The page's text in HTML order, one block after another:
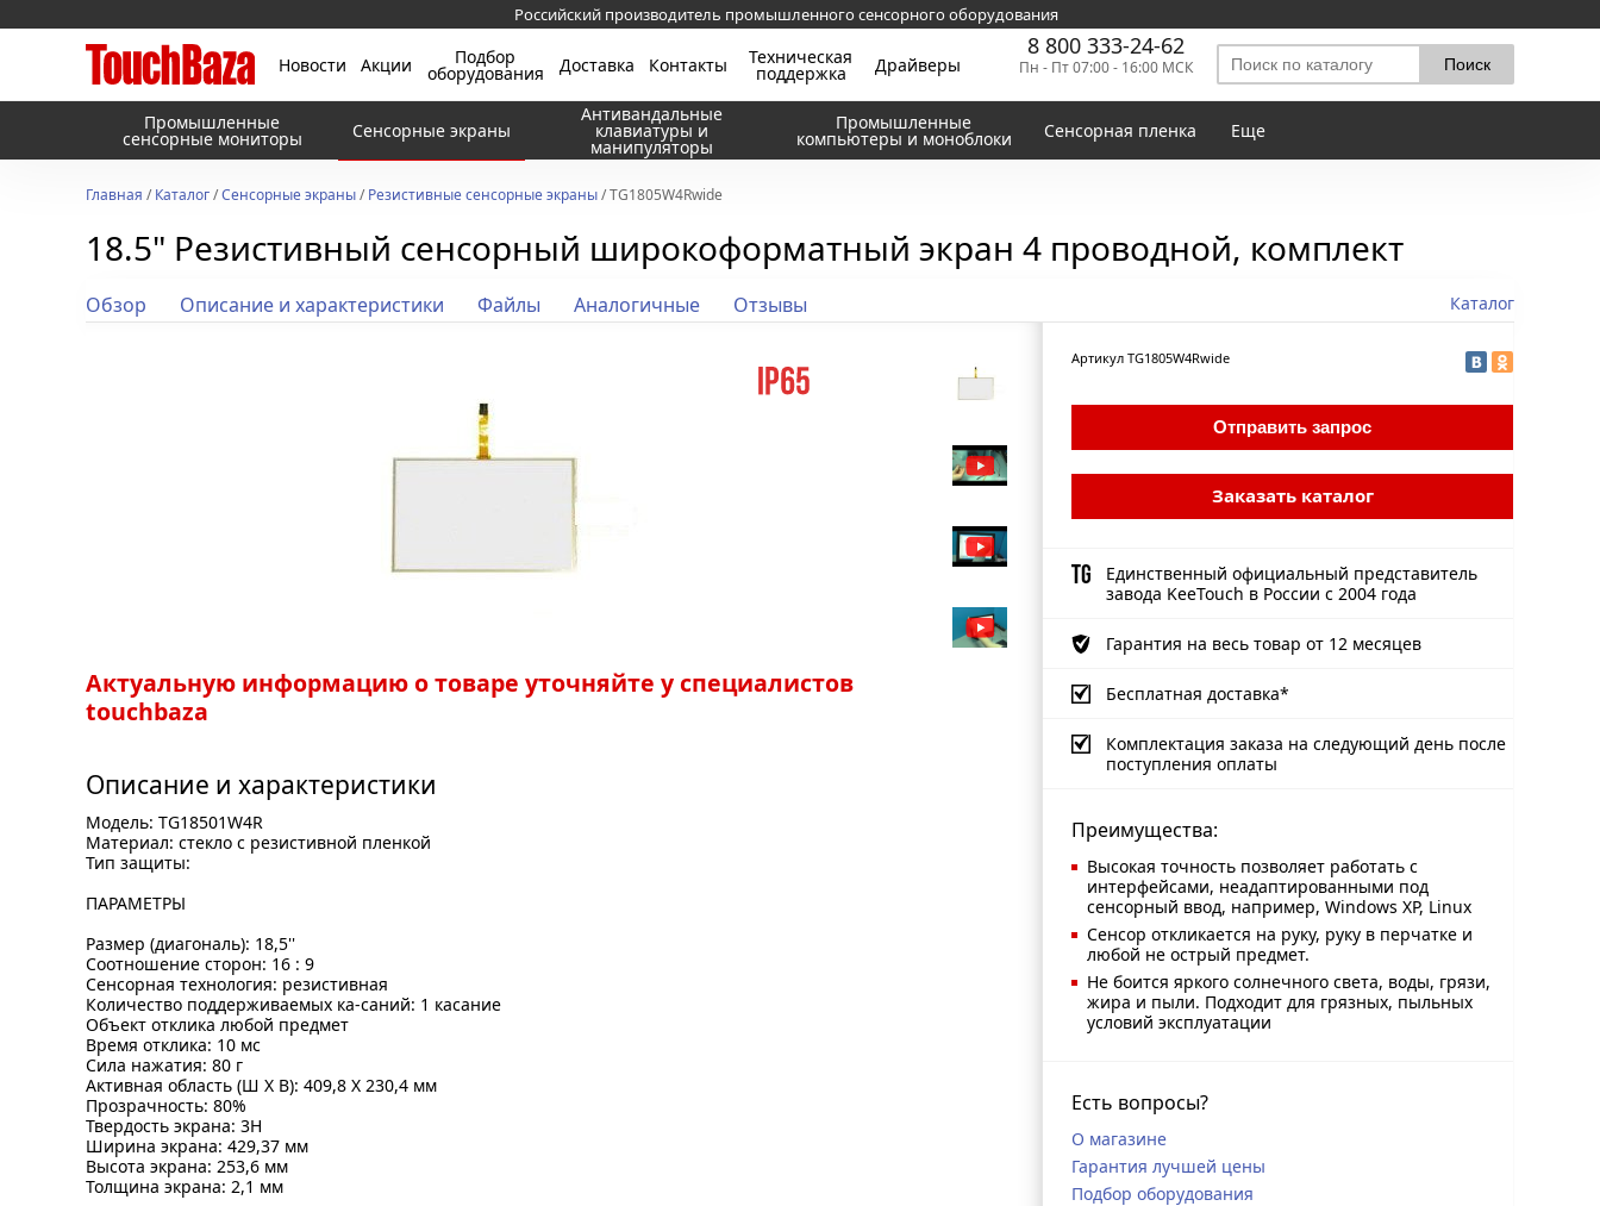
Российский производитель промышленного сенсорного оборудования
Новости Акции Подбор
оборудования Доставка Контакты Техническая
поддержка Драйверы
8 800 333-24-62
Пн - Пт 07:00 - 16:00 МСК
Промышленные
сенсорные мониторы Сенсорные экраны
Антивандальные
клавиатуры и
манипуляторы
Промышленные
компьютеры и моноблоки Сенсорная пленка Еще
Главная /Каталог/Сенсорные экраны/Резистивные сенсорные экраны/ TG1805W4Rwide
18.5" Резистивный сенсорный широкоформатный экран 4 проводной, комплект
Обзор Описание и характеристики Файлы Аналогичные Отзывы Каталог
Актуальную информацию о товаре уточняйте у специалистов
touchbaza
Описание и характеристики
Модель: TG18501W4R
Материал: стекло с резистивной пленкой
Тип защиты:
ПАРАМЕТРЫ
Размер (диагональ): 18,5''
Соотношение сторон: 16 : 9
Сенсорная технология: резистивная
Количество поддерживаемых ка-саний: 1 касание
Объект отклика любой предмет
Время отклика: 10 мс
Сила нажатия: 80 г
Активная область (Ш X В): 409,8 X 230,4 мм
Прозрачность: 80%
Твердость экрана: 3H
Ширина экрана: 429,37 мм
Высота экрана: 253,6 мм
Толщина экрана: 2,1 мм
Артикул TG1805W4Rwide
Отправить запрос
Заказать каталог
Единственный официальный представитель
завода KeeTouch в России с 2004 года
Гарантия на весь товар от 12 месяцев
Бесплатная доставка*
Комплектация заказа на следующий день после
поступления оплаты
Преимущества:
Высокая точность позволяет работать с
интерфейсами, неадаптированными под
сенсорный ввод, например, Windows XP, Linux
Сенсор откликается на руку, руку в перчатке и
любой не острый предмет.
Не боится яркого солнечного света, воды, грязи,
жира и пыли. Подходит для грязных, пыльных
условий эксплуатации
Есть вопросы?
О магазине
Гарантия лучшей цены
Подбор оборудования